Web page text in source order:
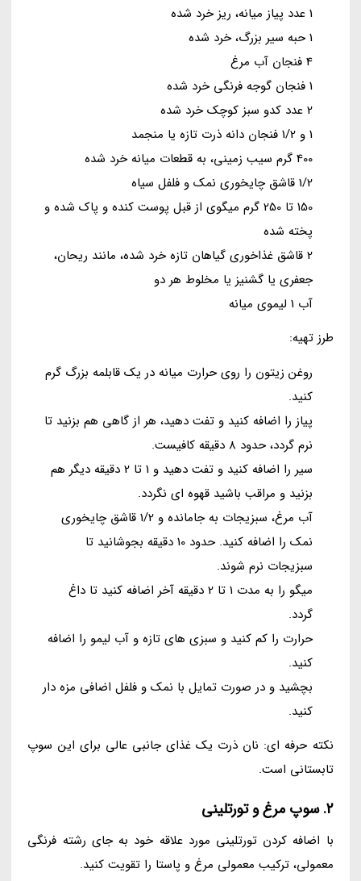
1 عدد پیاز میانه، ریز خرد شده
1 حبه سیر بزرگ، خرد شده
4 فنجان آب مرغ
1 فنجان گوجه فرنگی خرد شده
2 عدد کدو سبز کوچک خرد شده
1 و 1/2 فنجان دانه ذرت تازه یا منجمد
400 گرم سیب زمینی، به قطعات میانه خرد شده
1/2 قاشق چایخوری نمک و فلفل سیاه
150 تا 250 گرم میگوی از قبل پوست کنده و پاک شده و
پخته شده
2 قاشق غذاخوری گیاهان تازه خرد شده، مانند ریحان،
جعفری یا گشنیز یا مخلوط هر دو
آب 1 لیموی میانه
طرز تهیه:
روغن زیتون را روی حرارت میانه در یک قابلمه بزرگ گرم
کنید.
پیاز را اضافه کنید و تفت دهید، هر از گاهی هم بزنید تا
نرم گردد، حدود 8 دقیقه کافیست.
سیر را اضافه کنید و تفت دهید و 1 تا 2 دقیقه دیگر هم
بزنید و مراقب باشید قهوه ای نگردد.
آب مرغ، سبزیجات به جامانده و 1/2 قاشق چایخوری
نمک را اضافه کنید. حدود 10 دقیقه بجوشانید تا
سبزیجات نرم شوند.
میگو را به مدت 1 تا 2 دقیقه آخر اضافه کنید تا داغ
گردد.
حرارت را کم کنید و سبزی های تازه و آب لیمو را اضافه
کنید.
بچشید و در صورت تمایل با نمک و فلفل اضافی مزه دار
کنید.
نکته حرفه ای: نان ذرت یک غذای جانبی عالی برای این سوپ
تابستانی است.
2. سوپ مرغ و تورتلینی
با اضافه کردن تورتلینی مورد علاقه خود به جای رشته فرنگی
معمولی، ترکیب معمولی مرغ و پاستا را تقویت کنید.